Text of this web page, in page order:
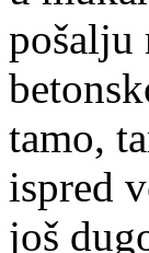
pošalju
tamo,
ispred
još